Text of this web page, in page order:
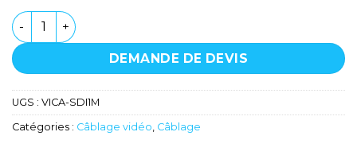
quantité de Câble 3G SDI - 1m
DEMANDE DE DEVIS
UGS : VICA-SDI1M
Catégories : Câblage vidéo, Câblage